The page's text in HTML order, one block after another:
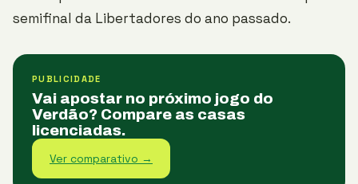
semifinal da Libertadores do ano passado.
PUBLICIDADE
Vai apostar no próximo jogo do
Verdão? Compare as casas
licenciadas.
Ver comparativo →